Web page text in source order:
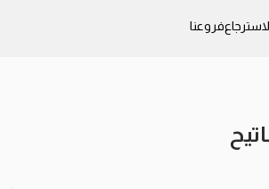
فروعنا